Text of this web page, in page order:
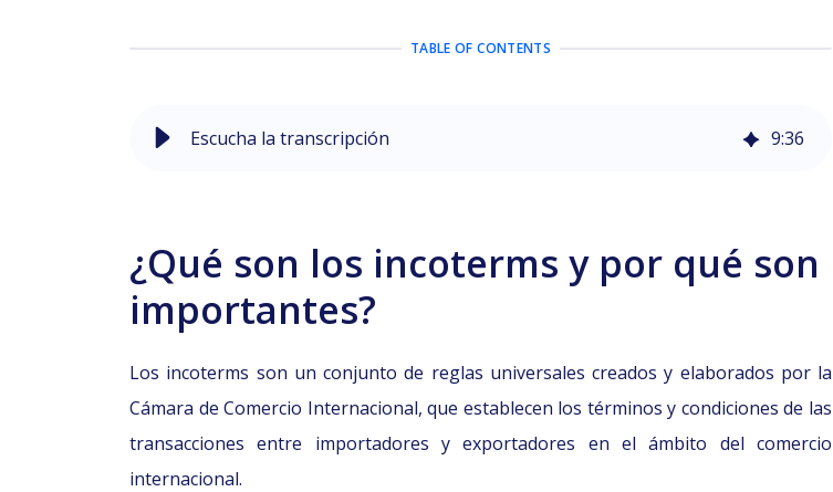
TABLE OF CONTENTS
Escucha la transcripción 9:36
¿Qué son los incoterms y por qué son
importantes?
Los incoterms son un conjunto de reglas universales creados y elaborados por la
Cámara de Comercio Internacional, que establecen los términos y condiciones de las
transacciones entre importadores y exportadores en el ámbito del comercio
internacional.